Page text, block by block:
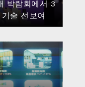
박람회에서 3
술 선보여